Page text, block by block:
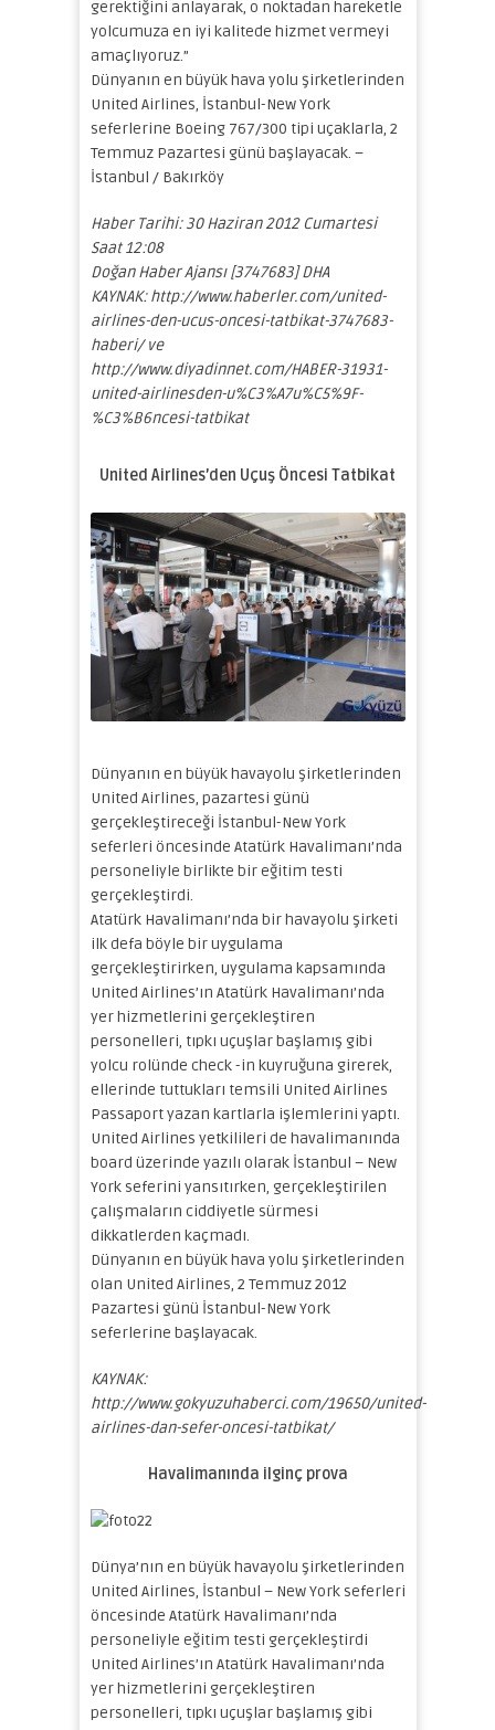
gerektiğini anlayarak, o noktadan hareketle
yolcumuza en iyi kalitede hizmet vermeyi
amaçlıyoruz.”
Dünyanın en büyük hava yolu şirketlerinden
United Airlines, İstanbul-New York
seferlerine Boeing 767/300 tipi uçaklarla, 2
Temmuz Pazartesi günü başlayacak. –
İstanbul / Bakırköy
Haber Tarihi: 30 Haziran 2012 Cumartesi
Saat 12:08
Doğan Haber Ajansı [3747683] DHA
KAYNAK: http://www.haberler.com/united-
airlines-den-ucus-oncesi-tatbikat-3747683-
haberi/ ve
http://www.diyadinnet.com/HABER-31931-
united-airlinesden-u%C3%A7u%C5%9F-
%C3%B6ncesi-tatbikat
United Airlines’den Uçuş Öncesi Tatbikat
Dünyanın en büyük havayolu şirketlerinden
United Airlines, pazartesi günü
gerçekleştireceği İstanbul-New York
seferleri öncesinde Atatürk Havalimanı’nda
personeliyle birlikte bir eğitim testi
gerçekleştirdi.
Atatürk Havalimanı’nda bir havayolu şirketi
ilk defa böyle bir uygulama
gerçekleştirirken, uygulama kapsamında
United Airlines’ın Atatürk Havalimanı’nda
yer hizmetlerini gerçekleştiren
personelleri, tıpkı uçuşlar başlamış gibi
yolcu rolünde check -in kuyruğuna girerek,
ellerinde tuttukları temsili United Airlines
Passaport yazan kartlarla işlemlerini yaptı.
United Airlines yetkilileri de havalimanında
board üzerinde yazılı olarak İstanbul – New
York seferini yansıtırken, gerçekleştirilen
çalışmaların ciddiyetle sürmesi
dikkatlerden kaçmadı.
Dünyanın en büyük hava yolu şirketlerinden
olan United Airlines, 2 Temmuz 2012
Pazartesi günü İstanbul-New York
seferlerine başlayacak.
KAYNAK:
http://www.gokyuzuhaberci.com/19650/united-
airlines-dan-sefer-oncesi-tatbikat/
Havalimanında ilginç prova
Dünya’nın en büyük havayolu şirketlerinden
United Airlines, İstanbul – New York seferleri
öncesinde Atatürk Havalimanı’nda
personeliyle eğitim testi gerçekleştirdi
United Airlines’ın Atatürk Havalimanı’nda
yer hizmetlerini gerçekleştiren
personelleri, tıpkı uçuşlar başlamış gibi